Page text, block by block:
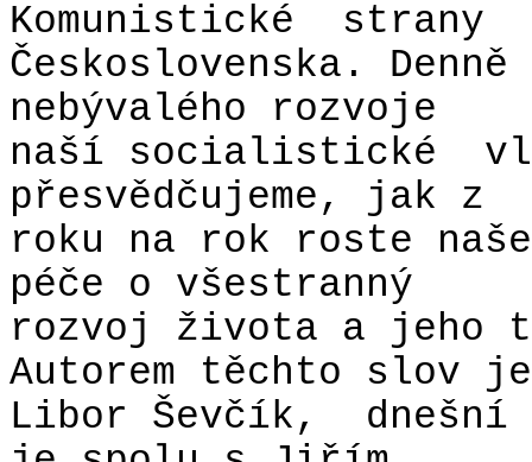
Komunistické
strany
Československa.
nebývalého rozvoje
naší socialistické
přesvědčujeme, jak z
roku na rok roste
péče o všestranný
rozvoj života a jeho
Autorem těchto slov je
Libor Ševčík,